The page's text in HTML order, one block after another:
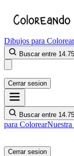
Dibujos para Colorear
Buscar entre
Cerrar sesion
Buscar entre
para ColorearNuestra
Cerrar sesion